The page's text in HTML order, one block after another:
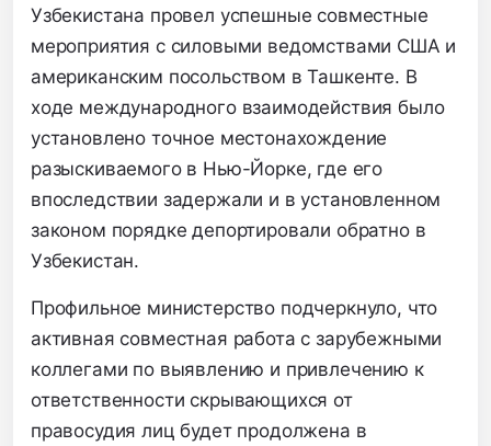
Узбекистана провел успешные совместные
мероприятия с силовыми ведомствами США и
американским посольством в Ташкенте. В
ходе международного взаимодействия было
установлено точное местонахождение
разыскиваемого в Нью-Йорке, где его
впоследствии задержали и в установленном
законом порядке депортировали обратно в
Узбекистан.
Профильное министерство подчеркнуло, что
активная совместная работа с зарубежными
коллегами по выявлению и привлечению к
ответственности скрывающихся от
правосудия лиц будет продолжена в